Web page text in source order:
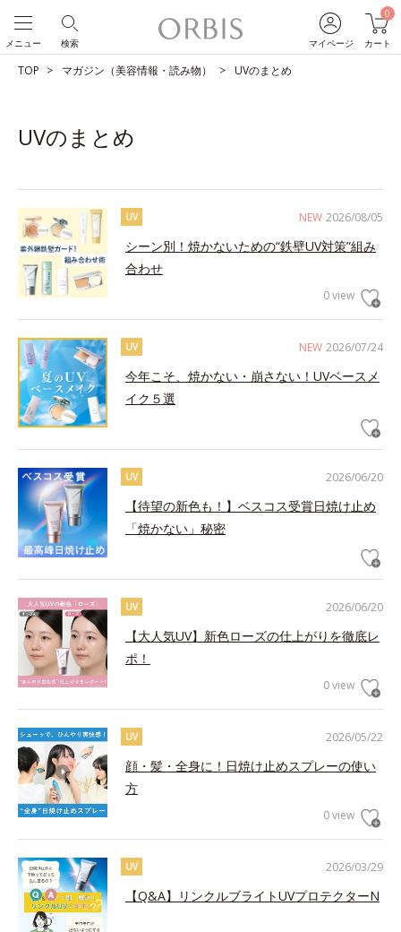
マイページ
0
カート
検索
メニュー
TOP マガジン（美容情報・読み物） UVのまとめ
UVのまとめ
NEW 2026/08/05
UV
シーン別！焼かないための“鉄壁UV対策”組み
合わせ
0 view
NEW 2026/07/24
UV
今年こそ、焼かない・崩さない！UVベースメ
イク５選
2026/06/20
UV
【待望の新色も！】ベスコス受賞日焼け止め
「焼かない」秘密
2026/06/20
UV
【大人気UV】新色ローズの仕上がりを徹底レ
ポ！
0 view
2026/05/22
UV
顔・髪・全身に！日焼け止めスプレーの使い
方
0 view
2026/03/29
UV
【Q&A】リンクルブライトUVプロテクターN